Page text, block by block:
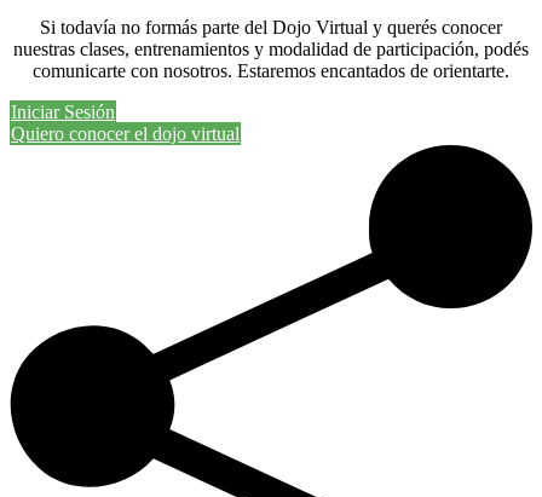
Si todavía no formás parte del Dojo Virtual y querés conocer
nuestras clases, entrenamientos y modalidad de participación, podés
comunicarte con nosotros. Estaremos encantados de orientarte.
Iniciar Sesión
Quiero conocer el dojo virtual